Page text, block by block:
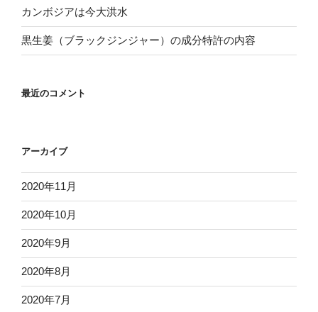
カンボジアは今大洪水
黒生姜（ブラックジンジャー）の成分特許の内容
最近のコメント
アーカイブ
2020年11月
2020年10月
2020年9月
2020年8月
2020年7月